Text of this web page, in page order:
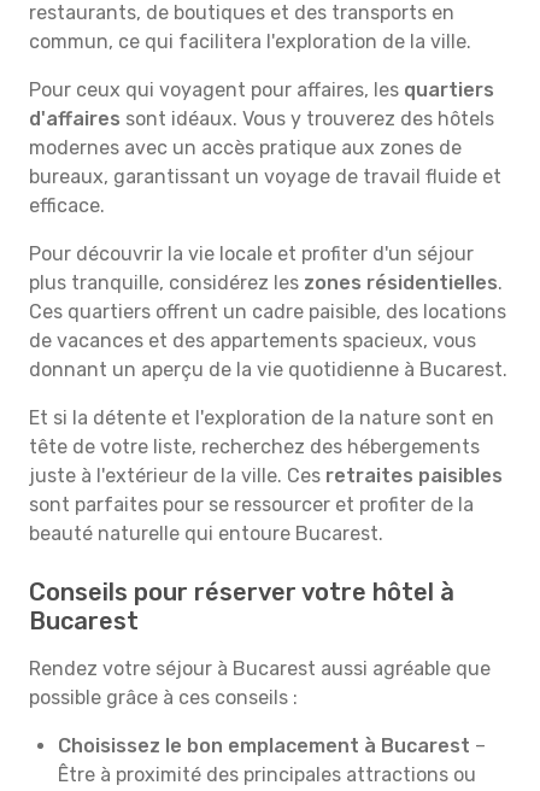
restaurants, de boutiques et des transports en
commun, ce qui facilitera l'exploration de la ville.
Pour ceux qui voyagent pour affaires, les quartiers
d'affaires sont idéaux. Vous y trouverez des hôtels
modernes avec un accès pratique aux zones de
bureaux, garantissant un voyage de travail fluide et
efficace.
Pour découvrir la vie locale et profiter d'un séjour
plus tranquille, considérez les zones résidentielles.
Ces quartiers offrent un cadre paisible, des locations
de vacances et des appartements spacieux, vous
donnant un aperçu de la vie quotidienne à Bucarest.
Et si la détente et l'exploration de la nature sont en
tête de votre liste, recherchez des hébergements
juste à l'extérieur de la ville. Ces retraites paisibles
sont parfaites pour se ressourcer et profiter de la
beauté naturelle qui entoure Bucarest.
Conseils pour réserver votre hôtel à
Bucarest
Rendez votre séjour à Bucarest aussi agréable que
possible grâce à ces conseils :
Choisissez le bon emplacement à Bucarest –
Être à proximité des principales attractions ou